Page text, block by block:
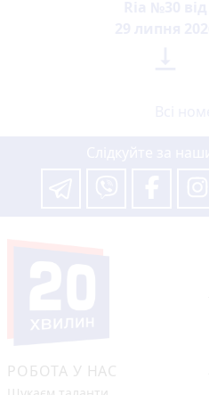
РОБОТА У НАС